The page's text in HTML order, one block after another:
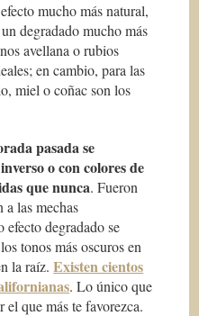
mucho más natural,
degradado mucho más
avellana o rubios
en cambio, para las
miel o coñac son los
pasada se
o con colores de
que nunca. Fueron
a las mechas
efecto degradado se
tonos más oscuros en
la raíz.Existen cientos
. Lo único que
el que más te favorezca.